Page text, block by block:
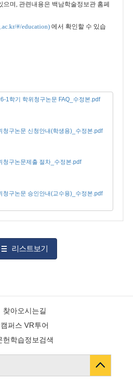
으며, 관련내용은 백남학술정보관 홈페
#/education) 에서 확인할 수 있습
1학기 학위청구논문 FAQ_수정본.pdf
청구논문 신청안내(학생용)_수정본.pdf
청구논문제출 절차_수정본.pdf
청구논문 승인안내(교수용)_수정본.pdf
리스트보기
찾아오시는길
캠퍼스 VR투어
헌학습정보검색